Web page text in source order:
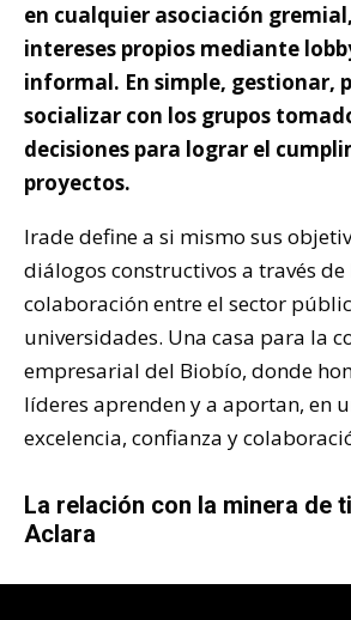
en cualquier asociación
intereses propios mediante
informal. En simple, gestionar,
socializar con los grupos
decisiones para lograr el
proyectos.
Irade define a si mismo sus
diálogos constructivos a través
colaboración entre el sector
universidades. Una casa para la
empresarial del Biobío, donde
líderes aprenden y a aportan, en
excelencia, confianza y
La relación con la minera de
Aclara